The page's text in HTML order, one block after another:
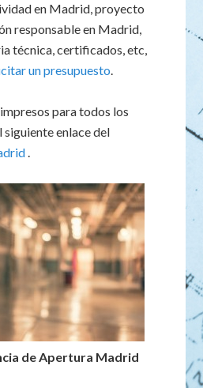
en Madrid, proyecto
responsable en Madrid,
técnica, certificados, etc,
un presupuesto.
para todos los
enlace del
.
de Apertura Madrid